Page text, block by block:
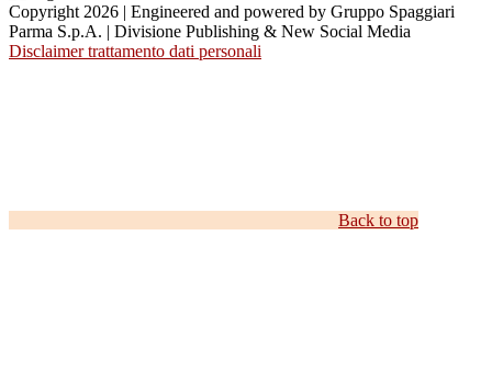
Copyright 2026 | Engineered and powered by Gruppo Spaggiari
Parma S.p.A. | Divisione Publishing & New Social Media
Disclaimer trattamento dati personali
Back to top